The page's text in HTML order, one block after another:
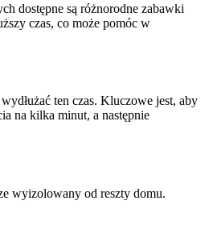
dostępne są różnorodne zabawki
czas, co może pomóc w
ten czas. Kluczowe jest, aby
na kilka minut, a następnie
wyizolowany od reszty domu.